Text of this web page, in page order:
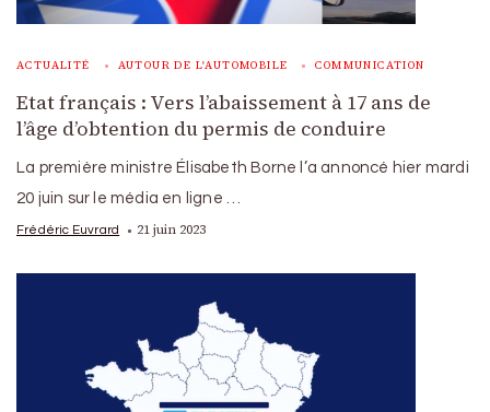
ACTUALITÉ AUTOUR DE L'AUTOMOBILE COMMUNICATION
Etat français : Vers l’abaissement à 17 ans de
l’âge d’obtention du permis de conduire
La première ministre Élisabeth Borne l’a annoncé hier mardi
20 juin sur le média en ligne …
Frédéric Euvrard 21 juin 2023